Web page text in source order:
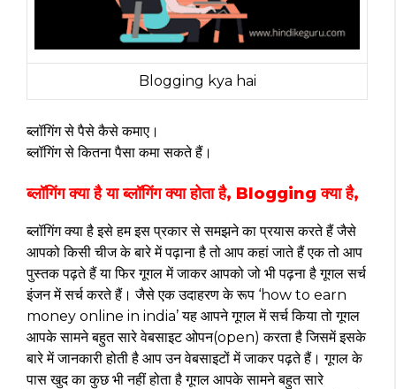
Blogging kya hai
ब्लॉगिंग से पैसे कैसे कमाए।
ब्लॉगिंग से कितना पैसा कमा सकते हैं।
ब्लॉगिंग क्या है या ब्लॉगिंग क्या होता है, Blogging क्या है,
ब्लॉगिंग क्या है इसे हम इस प्रकार से समझने का प्रयास करते हैं जैसे
आपको किसी चीज के बारे में पढ़ाना है तो आप कहां जाते हैं एक तो आप
पुस्तक पढ़ते हैं या फिर गूगल में जाकर आपको जो भी पढ़ना है गूगल सर्च
इंजन में सर्च करते हैं। जैसे एक उदाहरण के रूप ‘how to earn
money online in india’ यह आपने गूगल में सर्च किया तो गूगल
आपके सामने बहुत सारे वेबसाइट ओपन(open) करता है जिसमें इसके
बारे में जानकारी होती है आप उन वेबसाइटों में जाकर पढ़ते हैं। गूगल के
पास खुद का कुछ भी नहीं होता है गूगल आपके सामने बहुत सारे